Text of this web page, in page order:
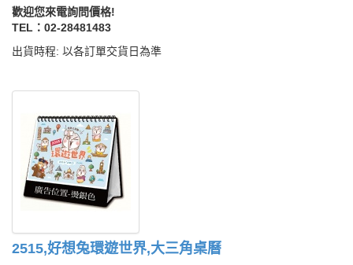
歡迎您來電詢問價格!
TEL：02-28481483
出貨時程: 以各訂單交貨日為準
2515,好想兔環遊世界,大三角桌曆